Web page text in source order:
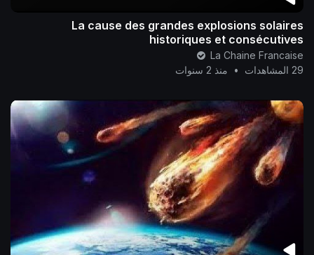
La cause des grandes explosions solaires
historiques et consécutives
La Chaine Francaise
29 المشاهدات
• منذ 2 سنوات